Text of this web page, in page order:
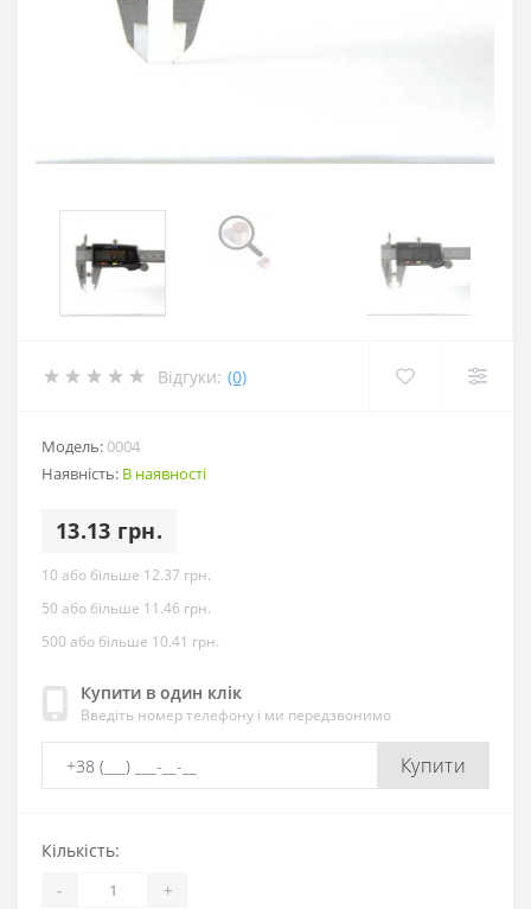
Відгуки: (0)
Модель:0004
Наявність: В наявності
13.13 грн.
10 або більше 12.37 грн.
50 або більше 11.46 грн.
500 або більше 10.41 грн.
Купити в один клік
Введіть номер телефону і ми передзвонимо
Купити
Кількість:
- +